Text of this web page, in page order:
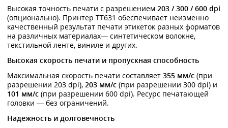
Высокая точность печати с разрешением 203 / 300 / 600 dpi
(опционально). Принтер TT631 обеспечивает неизменно
качественный результат печати этикеток разных форматов
на различных материалах— синтетическом волокне,
текстильной ленте, виниле и других.
Высокая скорость печати и пропускная способность
Максимальная скорость печати составляет 355 мм/с (при
разрешении 203 dpi), 203 мм/с (при разрешении 300 dpi) и
101 мм/с (при разрешении 600 dpi). Ресурс печатающей
головки — без ограничений.
Надежность и долговечность